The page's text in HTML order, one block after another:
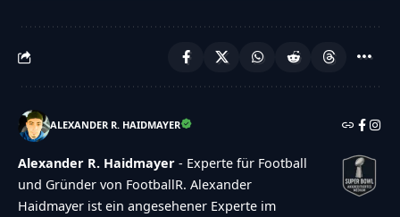
ALEXANDER R. HAIDMAYER
Alexander R. Haidmayer - Experte für Football
und Gründer von FootballR. Alexander
Haidmayer ist ein angesehener Experte im